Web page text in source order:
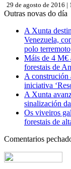
29 de agosto de 2016 |
Outras novas do día
A Xunta
Venezuela,
polo terremoto
Máis de 4 M€
forestais de
A construción
iniciativa
A Xunta
sinalización
Os viveiros
forestais de
Comentarios